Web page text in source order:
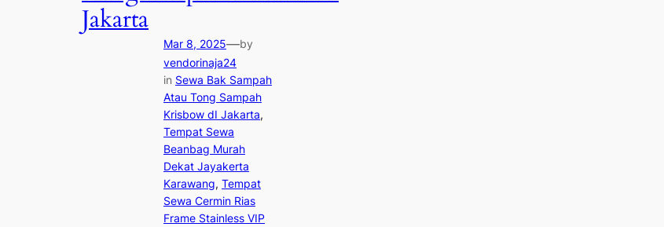
Jakarta
Mar 8, 2025—by
vendorinaja24
in Sewa Bak Sampah
Atau Tong Sampah
Krisbow dI Jakarta
Tempat Sewa
Beanbag Murah
Dekat Jayakerta
Karawang, Tempat
Sewa Cermin Rias
Frame Stainless VIP